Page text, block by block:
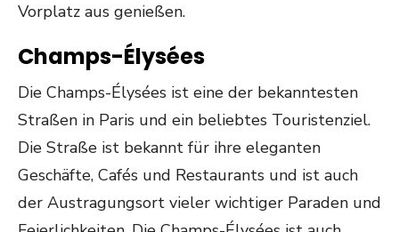
Vorplatz aus genießen.
Champs-Élysées
Die Champs-Élysées ist eine der bekanntesten
Straßen in Paris und ein beliebtes Touristenziel.
Die Straße ist bekannt für ihre eleganten
Geschäfte, Cafés und Restaurants und ist auch
der Austragungsort vieler wichtiger Paraden und